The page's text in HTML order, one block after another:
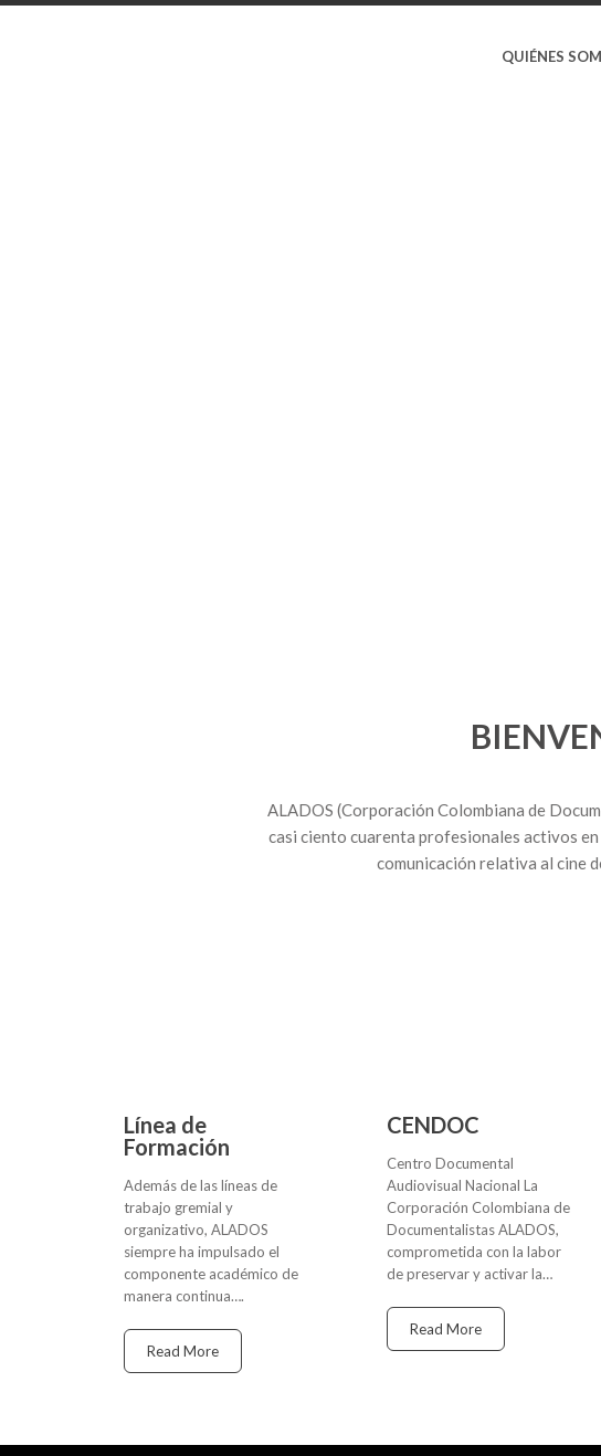
QUIÉNES
ALADOS (Corporación Colombiana de
casi ciento cuarenta profesionales activos
comunicación relativa al cine
Línea de
Formación
Además de las líneas de
trabajo gremial y
organizativo, ALADOS
siempre ha impulsado el
componente académico de
manera continua….
Read More
CENDOC
Centro Documental
Audiovisual Nacional La
Corporación Colombiana de
Documentalistas ALADOS,
comprometida con la labor
de preservar y activar la…
Read More